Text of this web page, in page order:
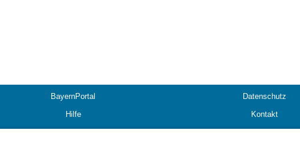
BayernPortal Datenschutz
Hilfe Kontakt